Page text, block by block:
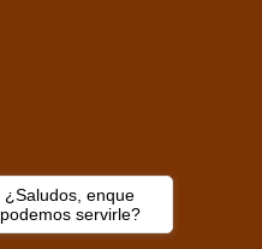
¿Saludos, enque
podemos servirle?